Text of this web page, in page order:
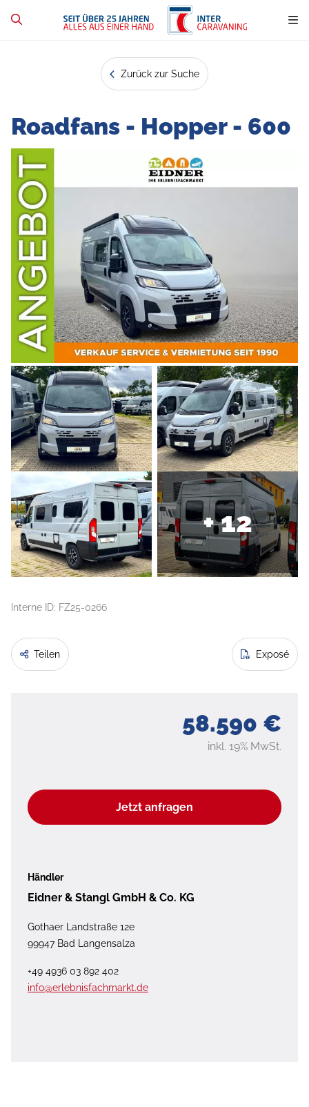
Zurück zur Suche
Roadfans - Hopper - 600
+ 12
Interne ID: FZ25-0266
Teilen Exposé
58.590 €
inkl. 19% MwSt.
Jetzt anfragen
Händler
Eidner & Stangl GmbH & Co. KG
Gothaer Landstraße 12e
99947 Bad Langensalza
+49 4936 03 892 402
info@erlebnisfachmarkt.de